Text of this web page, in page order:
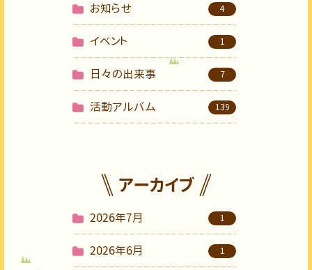
お知らせ 4
イベント 1
日々の出来事 7
活動アルバム 139
アーカイブ
2026年7月 1
2026年6月 1